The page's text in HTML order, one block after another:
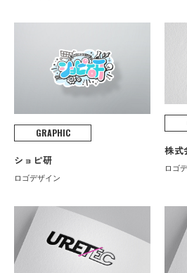
GRAPHIC
ショピ研
ロゴデザイン
株式
ロゴ